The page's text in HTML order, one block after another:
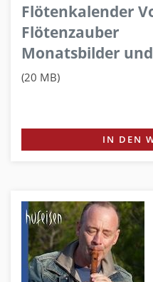
Flötenkalender
Flötenzauber
Monatsbilder
(20 MB)
IN DEN